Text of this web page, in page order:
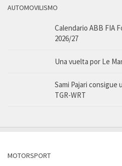
AUTOMOVILISMO
Calendario ABB FIA
2026/27
Una vuelta por Le
Sami Pajari consigue
TGR-WRT
MOTORSPORT